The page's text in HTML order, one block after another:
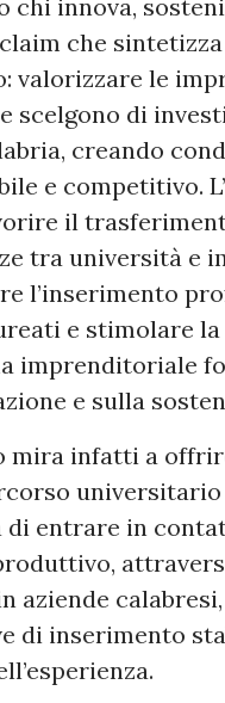
chi innova,
che
valorizzare le
scelgono di
creando
e competitivo.
il
tra università e
l’inserimento
e stimolare
imprenditoriale
e sulla
mira infatti a
universitario
di entrare in
aziende
di inserimento